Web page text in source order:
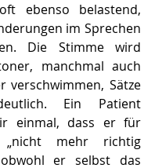
ebenso belastend,
im Sprechen
Die Stimme wird
manchmal auch
verschwimmen, Sätze
Ein Patient
einmal, dass er für
mehr richtig
er selbst das